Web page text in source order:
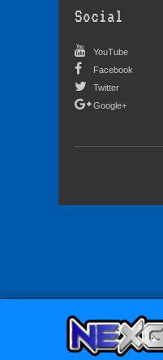
Social
YouTube
Facebook
Twitter
Google+